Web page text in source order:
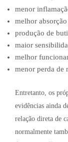
menor
melhor
produção de
maior
melhor
menor perda de
Entretanto, os
evidências ainda
relação direta de
normalmente